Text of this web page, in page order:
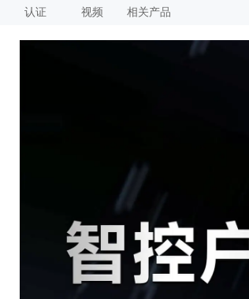
认证 视频 相关产品